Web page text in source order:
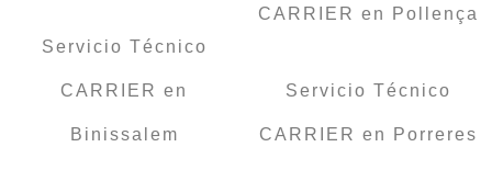
Servicio Técnico
CARRIER en
Binissalem
CARRIER en Pollença
Servicio Técnico
CARRIER en Porreres